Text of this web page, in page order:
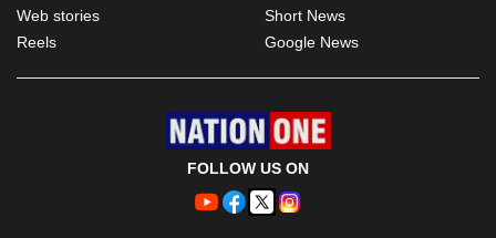
Web stories
Reels
Short News
Google News
FOLLOW US ON